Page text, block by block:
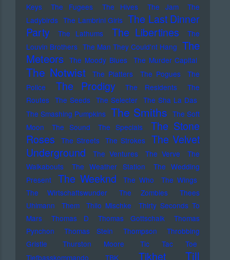
Keys
The Fugees The Hives The Jam
The
Ladybirds The Lambrini Girls The Last Dinner
Party
The Lathums The Libertines
The
Louvin Brothers The Man They Could'nt Hang The
Meteors The Moody Blues The Murder Capital
The Notwist The Platters The Pogues
The
Police
The Prodigy The Residents
The
Routes The Seeds The Selecter The Sha La Das
The Smashing Pumpkins The Smiths The Soft
Moon
The Sound The Specials
The Stone
Roses
The Streets The Strokes
The Velvet
Underground
The Ventures The Verve
The
Walkabouts
The Weather Station
The Wedding
Present
The Weeknd The Who
The Wings
The Wirtschaftswunder
The Zombies
Thees
Uhlmann
Them Thilo Mischke
Thirty Seconds To
Mars
Thomas D Thomas Gottschalk
Thomas
Pynchon
Thomas Stein Thompson
Throbbing
Gristle
Thurston Moore
Tic Tac Toe
Tiefbasskommando TBK
Tikhet
Till